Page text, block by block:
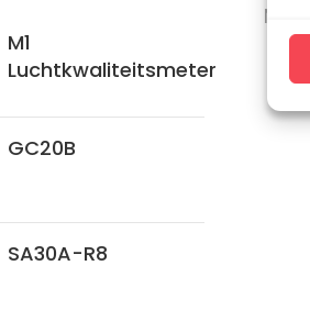
M1
Luchtkwaliteitsmeter
GC20B
SA30A-R8